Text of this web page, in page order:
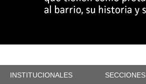
INSTITUCIONALES SECCIONES